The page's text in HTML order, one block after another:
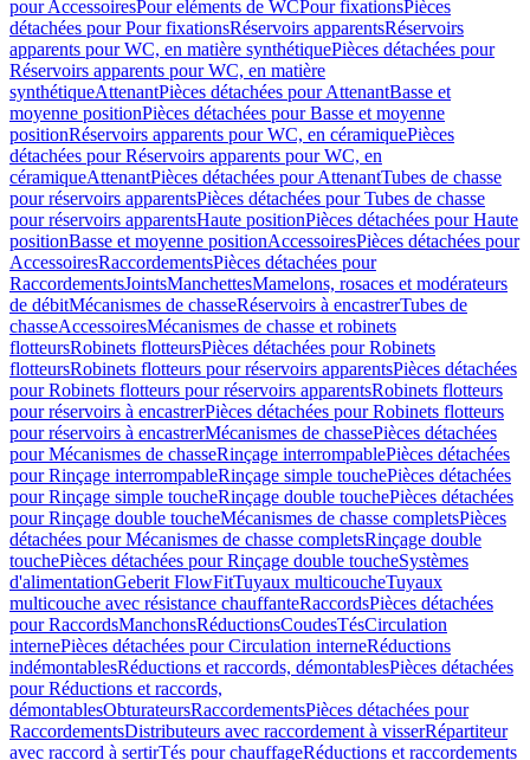
pour AccessoiresPour eléments de WCPour fixationsPièces
détachées pour Pour fixationsRéservoirs apparentsRéservoirs
apparents pour WC, en matière synthétiquePièces détachées pour
Réservoirs apparents pour WC, en matière
synthétiqueAttenantPièces détachées pour AttenantBasse et
moyenne positionPièces détachées pour Basse et moyenne
positionRéservoirs apparents pour WC, en céramiquePièces
détachées pour Réservoirs apparents pour WC, en
céramiqueAttenantPièces détachées pour AttenantTubes de chasse
pour réservoirs apparentsPièces détachées pour Tubes de chasse
pour réservoirs apparentsHaute positionPièces détachées pour Haute
positionBasse et moyenne positionAccessoiresPièces détachées pour
AccessoiresRaccordementsPièces détachées pour
RaccordementsJointsManchettesMamelons, rosaces et modérateurs
de débitMécanismes de chasseRéservoirs à encastrerTubes de
chasseAccessoiresMécanismes de chasse et robinets
flotteursRobinets flotteursPièces détachées pour Robinets
flotteursRobinets flotteurs pour réservoirs apparentsPièces détachées
pour Robinets flotteurs pour réservoirs apparentsRobinets flotteurs
pour réservoirs à encastrerPièces détachées pour Robinets flotteurs
pour réservoirs à encastrerMécanismes de chassePièces détachées
pour Mécanismes de chasseRinçage interrompablePièces détachées
pour Rinçage interrompableRinçage simple touchePièces détachées
pour Rinçage simple toucheRinçage double touchePièces détachées
pour Rinçage double toucheMécanismes de chasse completsPièces
détachées pour Mécanismes de chasse completsRinçage double
touchePièces détachées pour Rinçage double toucheSystèmes
d'alimentationGeberit FlowFitTuyaux multicoucheTuyaux
multicouche avec résistance chauffanteRaccordsPièces détachées
pour RaccordsManchonsRéductionsCoudesTésCirculation
internePièces détachées pour Circulation interneRéductions
indémontablesRéductions et raccords, démontablesPièces détachées
pour Réductions et raccords,
démontablesObturateursRaccordementsPièces détachées pour
RaccordementsDistributeurs avec raccordement à visserRépartiteur
avec raccord à sertirTés pour chauffageRéductions et raccordements